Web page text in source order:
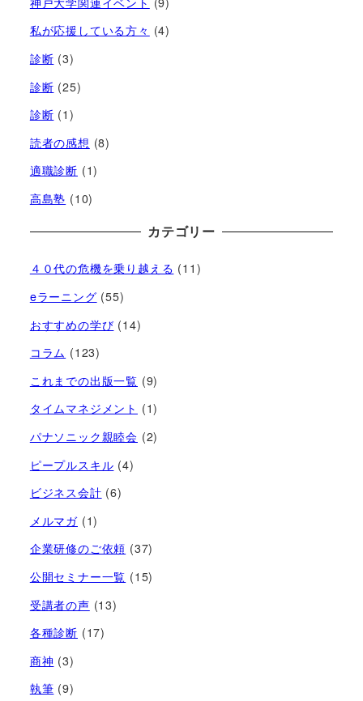
私が応援している方々 (4)
診断 (3)
診断 (25)
診断 (1)
読者の感想 (8)
適職診断 (1)
高島塾 (10)
カテゴリー
４０代の危機を乗り越える (11)
eラーニング (55)
おすすめの学び (14)
コラム (123)
これまでの出版一覧 (9)
タイムマネジメント (1)
パナソニック親睦会 (2)
ピープルスキル (4)
ビジネス会計 (6)
メルマガ (1)
企業研修のご依頼 (37)
公開セミナー一覧 (15)
受講者の声 (13)
各種診断 (17)
商神 (3)
執筆 (9)